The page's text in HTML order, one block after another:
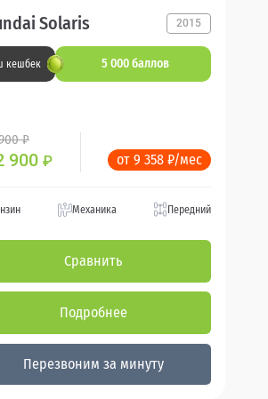
Solaris 2015
кешбек 5 000 баллов
₽
900 ₽ от 9 358 ₽/мес
Механика Передний
Сравнить
Подробнее
Перезвоним за минуту